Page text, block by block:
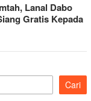
Lanal Dabo
Gratis Kepada
Cari